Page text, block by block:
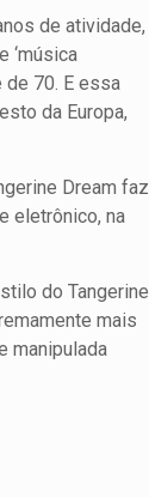
de atividade,
‘música
de 70. E essa
da Europa,
Dream faz
eletrônico, na
do Tangerine
mais
manipulada